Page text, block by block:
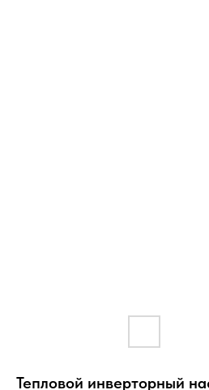
Тепловой инверторный